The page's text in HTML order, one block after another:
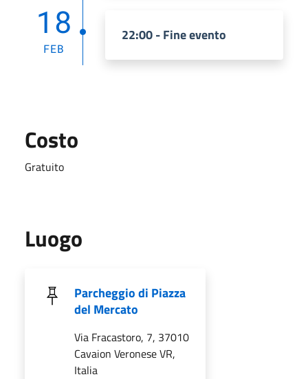
18
FEB
22:00 - Fine evento
Costo
Gratuito
Luogo
Parcheggio di Piazza
del Mercato
Via Fracastoro, 7, 37010
Cavaion Veronese VR,
Italia